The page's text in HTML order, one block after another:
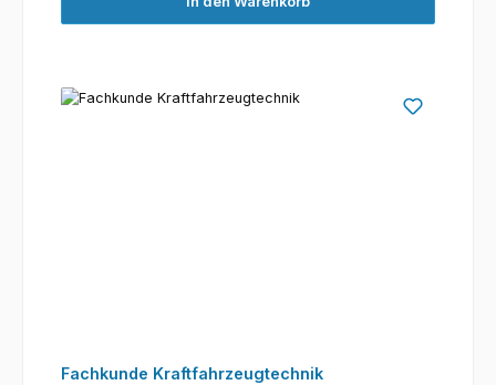
Fachkunde Kraftfahrzeugtechnik